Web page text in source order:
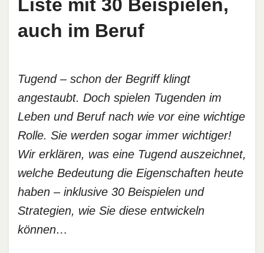
Liste mit 30 Beispielen,
auch im Beruf
Tugend – schon der Begriff klingt
angestaubt. Doch spielen Tugenden im
Leben und Beruf nach wie vor eine wichtige
Rolle. Sie werden sogar immer wichtiger!
Wir erklären, was eine Tugend auszeichnet,
welche Bedeutung die Eigenschaften heute
haben – inklusive 30 Beispielen und
Strategien, wie Sie diese entwickeln
können…